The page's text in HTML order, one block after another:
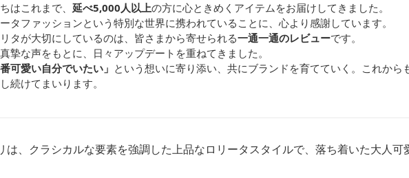
はこれまで、 延べ5,000人以上の方に心ときめくアイテムをお届けしてきました。
タファッションという特別な世界に携われていることに、心より感謝しています。
タが大切にしているのは、皆さまから寄せられる一通一通のレビューです。
摯な声をもとに、日々アップデートを重ねてきました。
番可愛い自分でいたい」 という想いに寄り添い、共にブランドを育てていく。これから
続けてまいります。
は、クラシカルな要素を強調した上品なロリータスタイルで、落ち着いた大人可